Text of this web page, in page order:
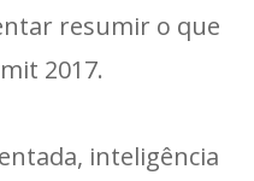
resumir o que
2017.
inteligência